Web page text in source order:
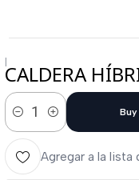
|CALDERA
Cantidad
Agregar a la